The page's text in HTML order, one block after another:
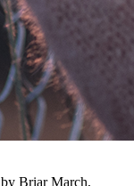
Briar March,